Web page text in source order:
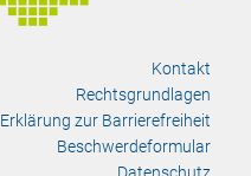
Kontakt
Rechtsgrundlagen
Erklärung zur Barrierefreiheit
Beschwerdeformular
Datenschutz